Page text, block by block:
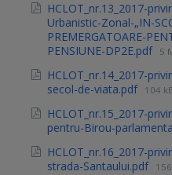
HCLOT_nr.13_2017-
Urbanistic-Zonal-„IN-
PREMERGATOARE-
PENSIUNE-DP2E.pdf 5
HCLOT_nr.14_2017-
secol-de-viata.pdf 104
HCLOT_nr.15_2017-
pentru-Birou-
HCLOT_nr.16_2017-
strada-Santaului.pdf